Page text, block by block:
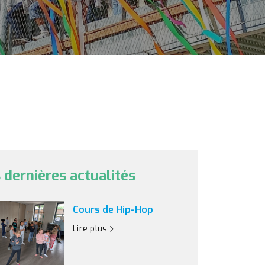
dernières actualités
Cours de Hip-Hop
Lire plus